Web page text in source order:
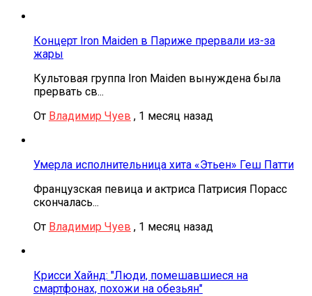
Концерт Iron Maiden в Париже прервали из-за
жары
Культовая группа Iron Maiden вынуждена была
прервать св...
От Владимир Чуев , 1 месяц назад
Умерла исполнительница хита «Этьен» Геш Патти
Французская певица и актриса Патрисия Порасс
скончалась...
От Владимир Чуев , 1 месяц назад
Крисси Хайнд: "Люди, помешавшиеся на
смартфонах, похожи на обезьян"